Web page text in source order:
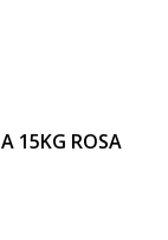
15KG ROSA